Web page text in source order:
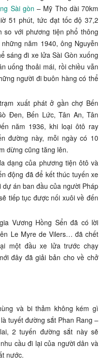
Sài gòn – Mỹ Tho dài 70km
51 phút, tức đạt tốc độ 37,2
với phương tiện phổ thông
năm 1940, ông Nguyễn
sáng đi xe lửa Sài Gòn xuống
uống thoải mái, rồi chiều vẫn
người đi buôn hàng có thể
xuất phát ở gần chợ Bến
Đen, Bến Lức, Tân An, Tân
năm 1936, khi loại ôtô ray
đường này, mỗi ngày có 10
dừng cũng tăng lên.
dạng của phương tiện ôtô và
động đã để kết thúc tuyến xe
dự án ban đầu của người Pháp
tiếp tục được nối xuôi về đến
Vương Hồng Sển đã có lời
Le Myre de Vilers… đã chết
một đầu xe lửa trước chạy
đây đã giải bản cho về chở
và bi thảm không kém gì
tuyết đường sắt Phan Rang –
2 tuyến đường sắt này sẽ
cầu đi lại của người dân và
nước.